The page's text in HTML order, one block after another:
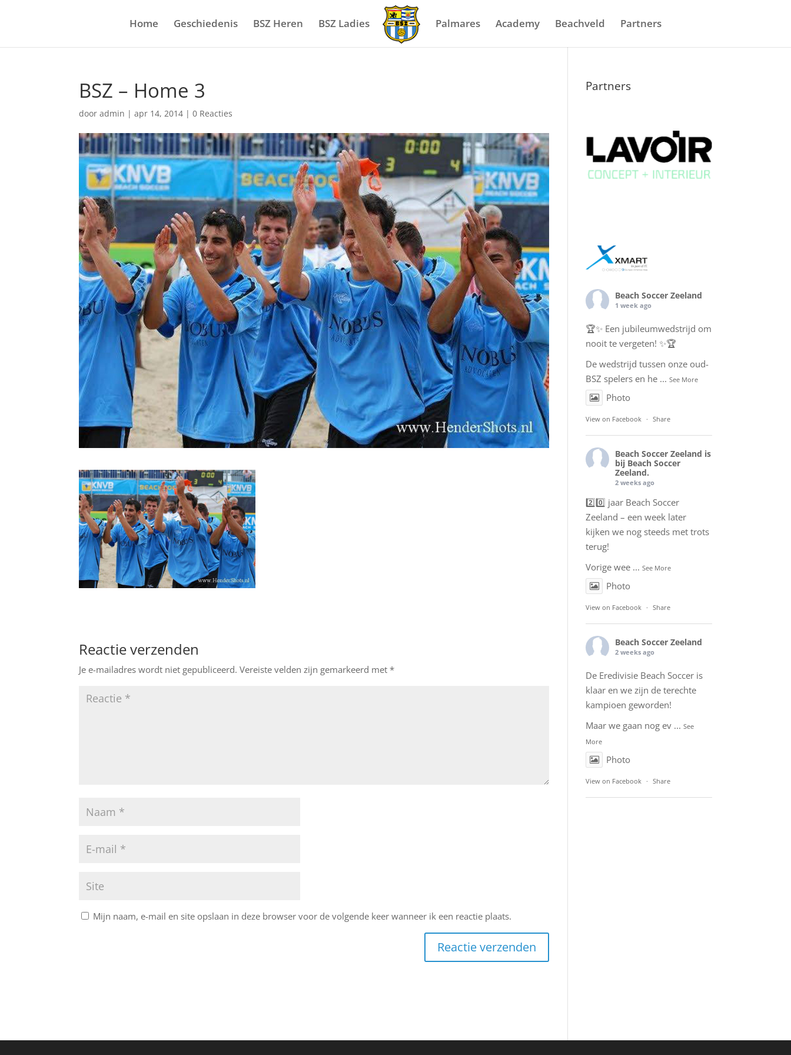
Home Geschiedenis BSZ Heren BSZ Ladies Palmares Academy Beachveld Partners
BSZ – Home 3
dooradmin |apr 14, 2014 |0 Reacties
Reactie verzenden
Je e-mailadres wordt niet gepubliceerd. Vereiste velden zijn gemarkeerd met*
Mijn naam, e-mail en site opslaan in deze browser voor de volgende keer wanneer ik een reactie plaats.
Partners
Beach Soccer Zeeland
1 week ago
🏆✨ Een jubileumwedstrijd om
nooit te vergeten! ✨🏆
De wedstrijd tussen onze oud-
BSZ spelers en he ... See More
Photo
View on Facebook · Share
Beach Soccer Zeeland is
bij Beach Soccer
Zeeland.
2 weeks ago
2️⃣0️⃣ jaar Beach Soccer
Zeeland – een week later
kijken we nog steeds met trots
terug!
Vorige wee ... See More
Photo
View on Facebook · Share
Beach Soccer Zeeland
2 weeks ago
De Eredivisie Beach Soccer is
klaar en we zijn de terechte
kampioen geworden!
Maar we gaan nog ev ... See
More
Photo
View on Facebook · Share